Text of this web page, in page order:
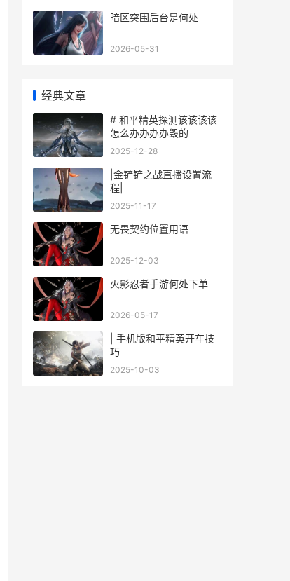
暗区突围后台是何处
2026-05-31
经典文章
# 和平精英探测该该该该
怎么办办办办毁的
2025-12-28
|金铲铲之战直播设置流
程|
2025-11-17
无畏契约位置用语
2025-12-03
火影忍者手游何处下单
2026-05-17
| 手机版和平精英开车技
巧
2025-10-03